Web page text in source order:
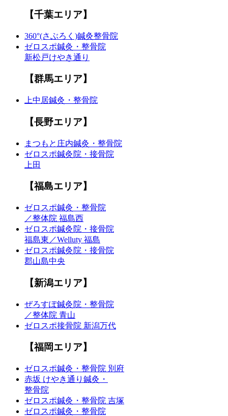
【千葉エリア】
360°(さぶろく)鍼灸整骨院
ゼロスポ鍼灸・整骨院
新松戸けやき通り
【群馬エリア】
上中居鍼灸・整骨院
【長野エリア】
まつもと庄内鍼灸・整骨院
ゼロスポ鍼灸院・接骨院
上田
【福島エリア】
ゼロスポ鍼灸・整骨院
／整体院 福島西
ゼロスポ鍼灸院・接骨院
福島東／Welluty 福島
ゼロスポ鍼灸院・接骨院
郡山島中央
【新潟エリア】
ぜろすぽ鍼灸院・整骨院
／整体院 青山
ゼロスポ接骨院 新潟万代
【福岡エリア】
ゼロスポ鍼灸・整骨院 別府
赤坂 けやき通り鍼灸・
整骨院
ゼロスポ鍼灸・整骨院 吉塚
ゼロスポ鍼灸・整骨院